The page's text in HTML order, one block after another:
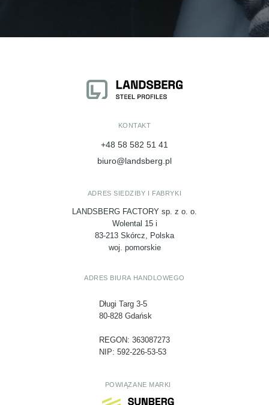
KONTAKT
+48 58 582 51 41
biuro@landsberg.pl
ADRES SIEDZIBY I FABRYKI
LANDSBERG FACTORY sp. z o. o.
Wolental 15 i
83-213 Skórcz, Polska
woj. pomorskie
ADRES BIURA HANDLOWEGO
Długi Targ 3-5
80-828 Gdańsk
REGON: 363087273
NIP: 592-226-53-53
POWIĄZANE MARKI